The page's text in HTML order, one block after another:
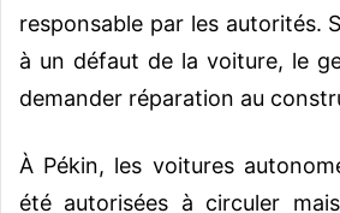
responsable par les autorités.
à un défaut de la voiture, le
demander réparation au
À Pékin, les voitures
été autorisées à circuler